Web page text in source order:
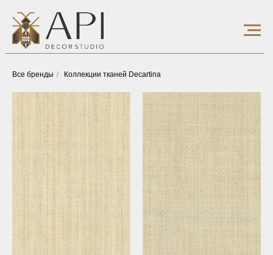
Все бренды / Коллекции тканей Decartina